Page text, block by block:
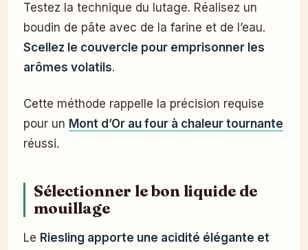
Testez la technique du lutage. Réalisez un
boudin de pâte avec de la farine et de l’eau.
Scellez le couvercle pour emprisonner les
arômes volatils.
Cette méthode rappelle la précision requise
pour un Mont d’Or au four à chaleur tournante
réussi.
Sélectionner le bon liquide de
mouillage
Le Riesling apporte une acidité élégante et